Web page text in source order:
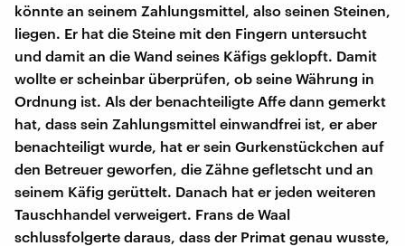
könnte an seinem Zahlungsmittel, also seinen Steinen,
liegen. Er hat die Steine mit den Fingern untersucht
und damit an die Wand seines Käfigs geklopft. Damit
wollte er scheinbar überprüfen, ob seine Währung in
Ordnung ist. Als der benachteiligte Affe dann gemerkt
hat, dass sein Zahlungsmittel einwandfrei ist, er aber
benachteiligt wurde, hat er sein Gurkenstückchen auf
den Betreuer geworfen, die Zähne gefletscht und an
seinem Käfig gerüttelt. Danach hat er jeden weiteren
Tauschhandel verweigert. Frans de Waal
schlussfolgerte daraus, dass der Primat genau wusste,